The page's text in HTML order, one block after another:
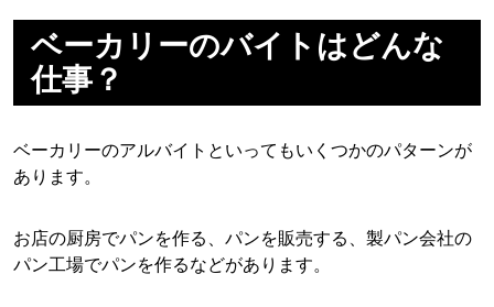
ベーカリーのバイトはどんな
仕事？
ベーカリーのアルバイトといってもいくつかのパターンが
あります。
お店の厨房でパンを作る、パンを販売する、製パン会社の
パン工場でパンを作るなどがあります。